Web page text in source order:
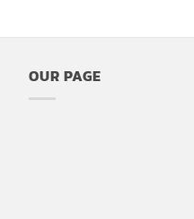
OUR PAGE